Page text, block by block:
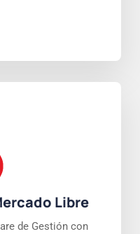
Libre
de Gestión con